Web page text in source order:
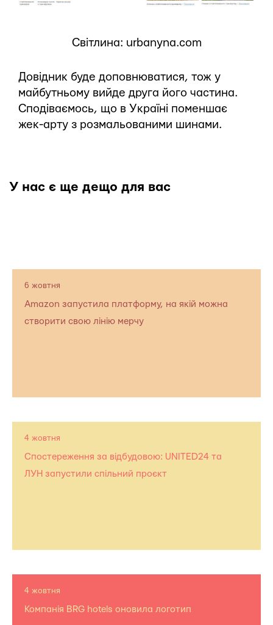
Світлина: urbanyna.com
Довідник буде доповнюватися, тож у
майбутньому вийде друга його частина.
Сподіваємось, що в Україні поменшає
жек-арту з розмальованими шинами.
У нас є ще дещо для вас
6 жовтня
Amazon запустила платформу, на якій можна
створити свою лінію мерчу
4 жовтня
Спостереження за відбудовою: UNITED24 та
ЛУН запустили спільний проєкт
4 жовтня
Компанія BRG hotels оновила логотип